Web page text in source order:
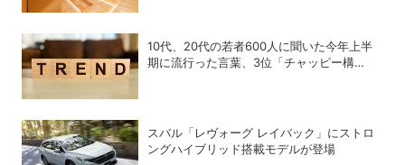
10代、20代の若者600人に聞いた今年上半
期に流行った言葉、3位「チャッピー構
スバル「レヴォーグ レイバック」にストロ
ングハイブリッド搭載モデルが登場